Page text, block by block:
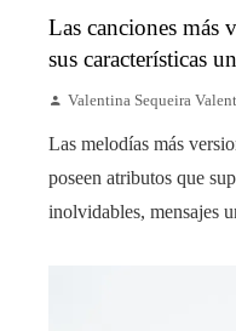
Las canciones más
sus características
Valentina Sequeira
Las melodías más
poseen atributos que
inolvidables, mensajes